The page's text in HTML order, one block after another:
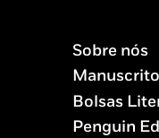
Sobre nós
Bolsas
Penguin